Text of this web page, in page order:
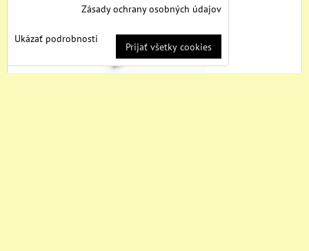
Zásady ochrany osobných údajov
Ukázať podrobnosti
Prijať všetky cookies